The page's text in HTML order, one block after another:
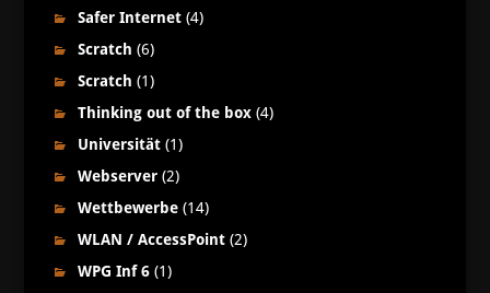
Safer Internet(4)
Scratch (6)
Scratch (1)
Thinking out of the box(4)
Universität(1)
Webserver(2)
Wettbewerbe(14)
WLAN / AccessPoint(2)
WPG Inf 6(1)